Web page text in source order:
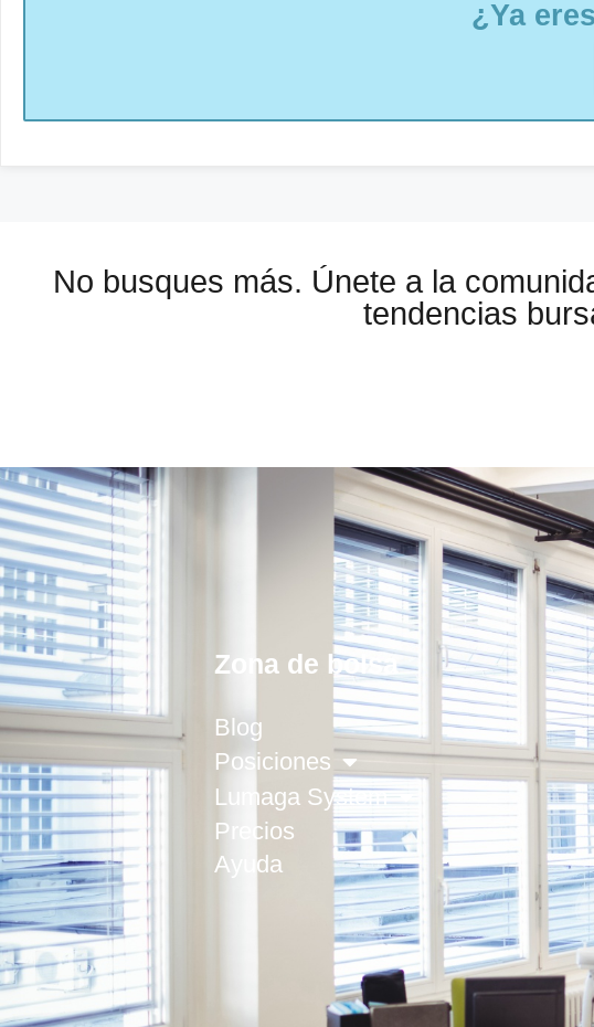
¿Ya
No busques más. Únete a la
tendencias
Zona de bolsa
Blog
Posiciones
Lumaga System
Precios
Ayuda